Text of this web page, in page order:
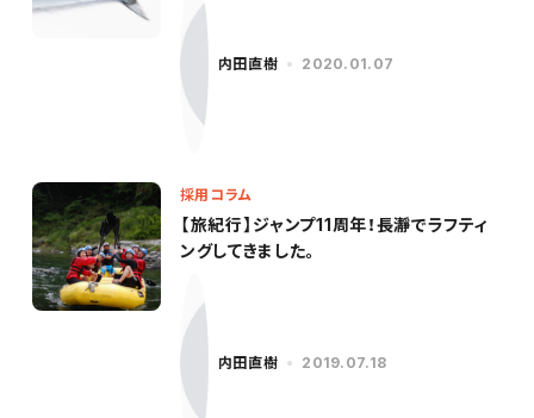
内田直樹 2020.01.07
採用コラム
【旅紀行】ジャンプ11周年！長瀞でラフティ
ングしてきました。
内田直樹 2019.07.18